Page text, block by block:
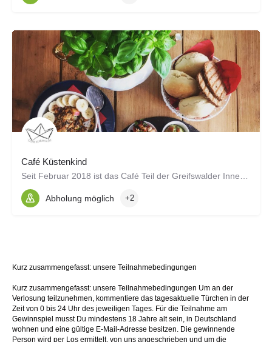
Café Küstenkind
Abholung möglich +2
Kurz zusammengefasst: unsere Teilnahmebedingungen
Kurz zusammengefasst: unsere Teilnahmebedingungen Um an der
Verlosung teilzunehmen, kommentiere das tagesaktuelle Türchen in der
Zeit von 0 bis 24 Uhr des jeweiligen Tages. Für die Teilnahme am
Gewinnspiel musst Du mindestens 18 Jahre alt sein, in Deutschland
wohnen und eine gültige E-Mail-Adresse besitzen. Die gewinnende
Person wird per Los ermittelt, von uns angeschrieben und um die